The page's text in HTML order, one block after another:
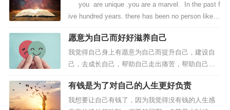
you are unique .you are a marvel. In the past f
ive hundred years. there has been no person like y
ou, And in the...
愿意为自己而好好滋养自己
我觉得自己身上有愿意为自己而提升自己，建设自
己，去成长自己，帮助自己走出痛苦，帮助自己活
的更好，愿意为自己而好好修炼和改变自己是一个
很好的优点或亮点，是挺不错的，是我自己或别人
挺欣赏的，因为小时候的遭遇和成长让我深刻的意
有钱是为了对自己的人生更好负责
我想要让自己有钱了，因为我觉得没有钱的人生感